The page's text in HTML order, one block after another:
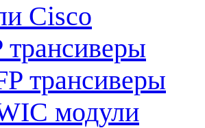
Cisco
трансиверы
трансиверы
модули